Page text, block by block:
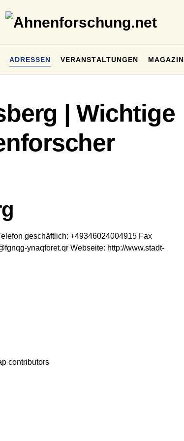
ADRESSEN VERANSTALTUNGEN MAGAZIN
| Wichtige
geschäftlich: +49346024004915 Fax
ynaqforet.qr Webseite: http://www.stadt-
contributors